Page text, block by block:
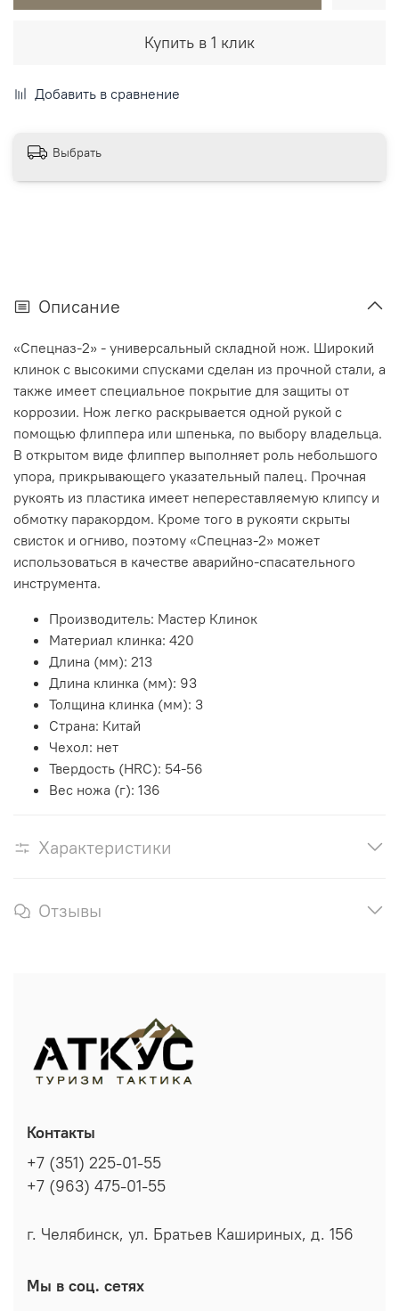
Купить в 1 клик
Добавить в сравнение
Выбрать
Описание
«Спецназ-2» - универсальный складной нож. Широкий
клинок с высокими спусками сделан из прочной стали, а
также имеет специальное покрытие для защиты от
коррозии. Нож легко раскрывается одной рукой с
помощью флиппера или шпенька, по выбору владельца.
В открытом виде флиппер выполняет роль небольшого
упора, прикрывающего указательный палец. Прочная
рукоять из пластика имеет непереставляемую клипсу и
обмотку паракордом. Кроме того в рукояти скрыты
свисток и огниво, поэтому «Спецназ-2» может
использоваться в качестве аварийно-спасательного
инструмента.
Производитель: Мастер Клинок
Материал клинка: 420
Длина (мм): 213
Длина клинка (мм): 93
Толщина клинка (мм): 3
Страна: Китай
Чехол: нет
Твердость (HRC): 54-56
Вес ножа (г): 136
Характеристики
Отзывы
Контакты
+7 (351) 225-01-55
+7 (963) 475-01-55
г. Челябинск, ул. Братьев Кашириных, д. 156
Мы в соц. сетях